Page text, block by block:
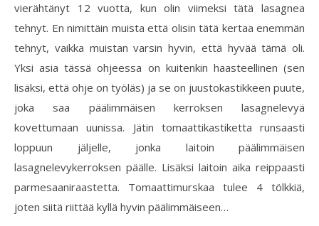
vierähtänyt 12 vuotta, kun olin viimeksi tätä lasagnea
tehnyt. En nimittäin muista että olisin tätä kertaa enemmän
tehnyt, vaikka muistan varsin hyvin, että hyvää tämä oli.
Yksi asia tässä ohjeessa on kuitenkin haasteellinen (sen
lisäksi, että ohje on työläs) ja se on juustokastikkeen puute,
joka saa päälimmäisen kerroksen lasagnelevyä
kovettumaan uunissa. Jätin tomaattikastiketta runsaasti
loppuun jäljelle, jonka laitoin päälimmäisen
lasagnelevykerroksen päälle. Lisäksi laitoin aika reippaasti
parmesaaniraastetta. Tomaattimurskaa tulee 4 tölkkiä,
joten siitä riittää kyllä hyvin päälimmäiseen…